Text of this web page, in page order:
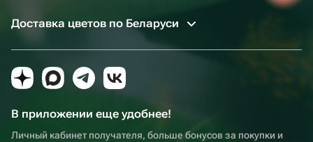
Доставка цветов по Беларуси
В приложении еще удобнее!
Личный кабинет получателя, больше бонусов за покупки и